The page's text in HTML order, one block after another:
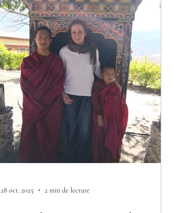
mieux que de nous inscrire dans le
flow de la vie, d'être soi, de "lâcher-
prise". Nous ne savons juste PAS
comment faire.
28 oct. 2025 2 min de lecture